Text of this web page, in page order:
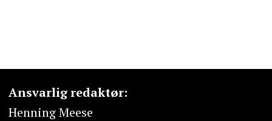
Ansvarlig redaktør:
Henning Meese